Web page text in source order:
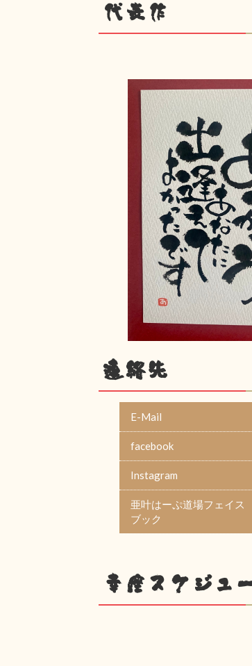
代表作
連絡先
E-Mail
facebook
Instagram
亜叶はーぷ道場フェイス
ブック
幸座スケジュ